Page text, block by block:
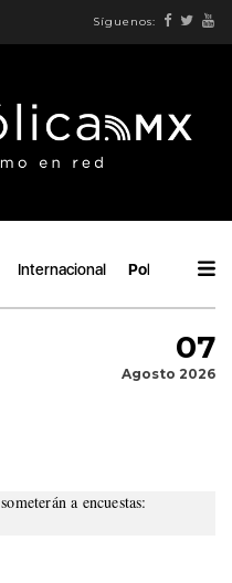
Síguenos:
Internacional Política
07
Agosto 2026